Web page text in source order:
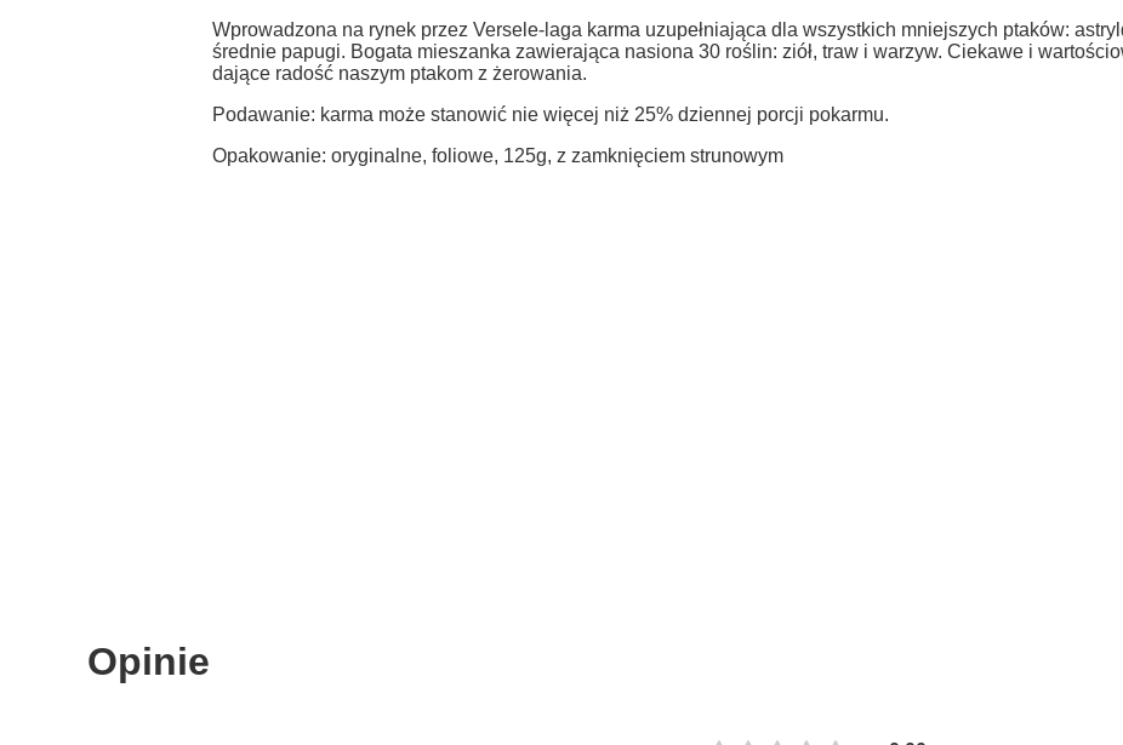
Wprowadzona na rynek przez Versele-laga karma uzupełniająca dla wszystkich mniejszych ptaków:
średnie papugi. Bogata mieszanka zawierająca nasiona 30 roślin: ziół, traw i warzyw. Ciekawe i
dające radość naszym ptakom z żerowania.
Podawanie: karma może stanowić nie więcej niż 25% dziennej porcji pokarmu.
Opakowanie: oryginalne, foliowe, 125g, z zamknięciem strunowym
Opinie